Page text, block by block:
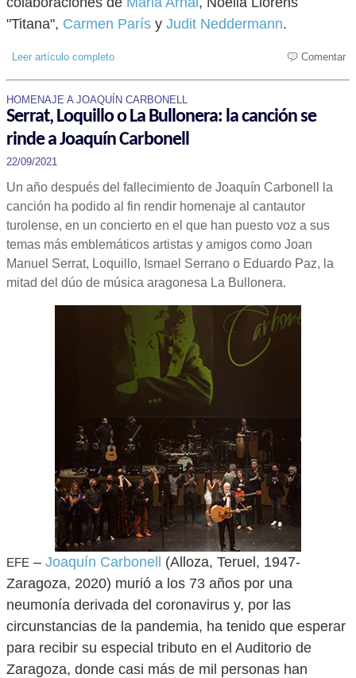
"Titana", Carmen París y Judit Neddermann.
Leer artículo completo Comentar
HOMENAJE A JOAQUÍN CARBONELL
Serrat, Loquillo o La Bullonera: la canción se
rinde a Joaquín Carbonell
22/09/2021
Un año después del fallecimiento de Joaquín Carbonell la
canción ha podido al fin rendir homenaje al cantautor
turolense, en un concierto en el que han puesto voz a sus
temas más emblemáticos artistas y amigos como Joan
Manuel Serrat, Loquillo, Ismael Serrano o Eduardo Paz, la
mitad del dúo de música aragonesa La Bullonera.
EFE – Joaquín Carbonell
(Alloza, Teruel, 1947-
Zaragoza, 2020) murió a los 73 años por una
neumonía derivada del coronavirus y, por las
circunstancias de la pandemia, ha tenido que esperar
para recibir su especial tributo en el Auditorio de
Zaragoza, donde casi más de mil personas han